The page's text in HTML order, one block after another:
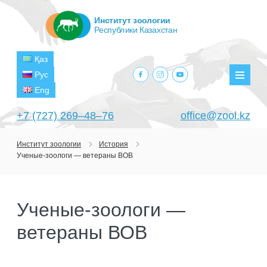
+7 (727) 269‒48‒76 office@zool.kz
Қаз
Рус
Eng
facebook.com
instagram.com
youtube.com
Институт зоологии
Республики Казахстан
ГЛАВНАЯ
ЦЕЛИ И ЗАДАЧИ
РУКОВОДСТВО
ПОДРАЗДЕЛЕНИЯ
ЛАБОРАТОРИИ
ПРОЕКТЫ
Институт зоологии
История
Ученые-зоологи — ветераны ВОВ
Ученые-зоологи —
ветераны ВОВ